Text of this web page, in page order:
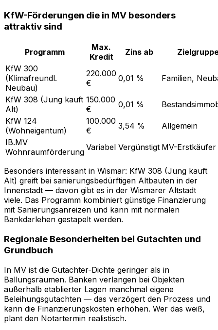
KfW-Förderungen die in MV besonders
attraktiv sind
Programm
Max.
Kredit
Zins ab
KfW 300
(Klimafreundl.
Neubau)
220.000
€
0,01 % Familien,
KfW 308 (Jung kauft
Alt)
150.000
€
0,01 %
KfW 124
(Wohneigentum)
100.000
€
3,54 %
Allgemein
IB.MV
Wohnraumförderung Variabel Vergünstigt MV-Erstkäufer
Besonders interessant in Wismar: KfW 308 (Jung kauft
Alt) greift bei sanierungsbedürftigen Altbauten in der
Innenstadt — davon gibt es in der Wismarer Altstadt
viele. Das Programm kombiniert günstige Finanzierung
mit Sanierungsanreizen und kann mit normalen
Bankdarlehen gestapelt werden.
Regionale Besonderheiten bei Gutachten und
Grundbuch
In MV ist die Gutachter-Dichte geringer als in
Ballungsräumen. Banken verlangen bei Objekten
außerhalb etablierter Lagen manchmal eigene
Beleihungsgutachten — das verzögert den Prozess und
kann die Finanzierungskosten erhöhen. Wer das weiß,
plant den Notartermin realistisch.